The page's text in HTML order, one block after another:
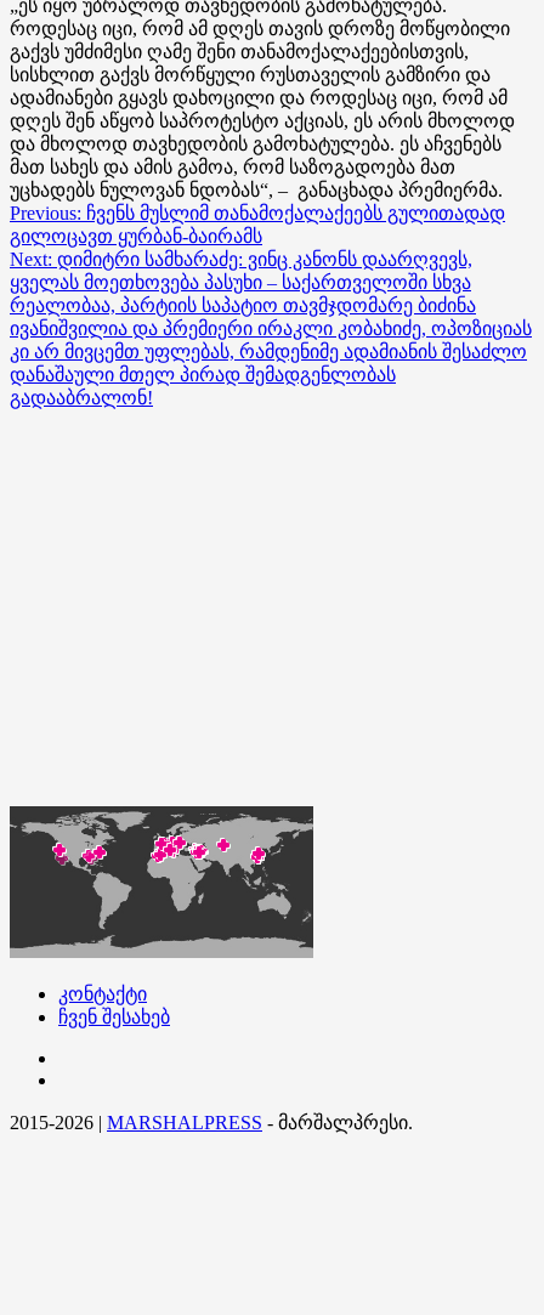
„ეს იყო უბრალოდ თავხედობის გამოხატულება.
როდესაც იცი, რომ ამ დღეს თავის დროზე მოწყობილი
გაქვს უმძიმესი ღამე შენი თანამოქალაქეებისთვის,
სისხლით გაქვს მორწყული რუსთაველის გამზირი და
ადამიანები გყავს დახოცილი და როდესაც იცი, რომ ამ
დღეს შენ აწყობ საპროტესტო აქციას, ეს არის მხოლოდ
და მხოლოდ თავხედობის გამოხატულება. ეს აჩვენებს
მათ სახეს და ამის გამოა, რომ საზოგადოება მათ
უცხადებს ნულოვან ნდობას“, – განაცხადა პრემიერმა.
Post
navigation
Previous: ჩვენს მუსლიმ თანამოქალაქეებს გულითადად
გილოცავთ ყურბან-ბაირამს
Next: დიმიტრი სამხარაძე: ვინც კანონს დაარღვევს,
ყველას მოეთხოვება პასუხი – საქართველოში სხვა
რეალობაა, პარტიის საპატიო თავმჯდომარე ბიძინა
ივანიშვილია და პრემიერი ირაკლი კობახიძე, ოპოზიციას
კი არ მივცემთ უფლებას, რამდენიმე ადამიანის შესაძლო
დანაშაული მთელ პირად შემადგენლობას
გადააბრალონ!
კონტაქტი
ჩვენ შესახებ
2015-2026 | MARSHALPRESS - მარშალპრესი.